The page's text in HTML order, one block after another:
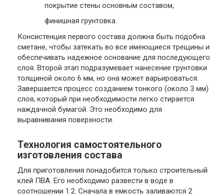
покрытие стены основным составом,
финишная грунтовка.
Консистенция первого состава должна быть подобна
сметане, чтобы затекать во все имеющиеся трещины и
обеспечивать надежное основание для последующего
слоя. Второй этап подразумевает нанесение грунтовки
толщиной около 6 мм, но она может варьироваться.
Завершается процесс созданием тонкого (около 3 мм)
слоя, который при необходимости легко стирается
наждачной бумагой. Это необходимо для
выравнивания поверхности.
Технология самостоятельного
изготовления состава
Для приготовления понадобится только строительный
клей ПВА. Его необходимо развести в воде в
соотношении 1:2. Сначала в емкость заливаются 2